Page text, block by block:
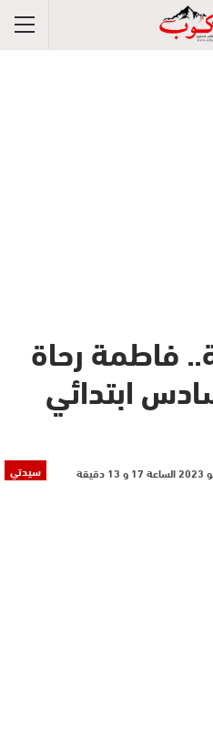
74 سنة.. فاطمة رحاة
ابتدائي
سيدتي